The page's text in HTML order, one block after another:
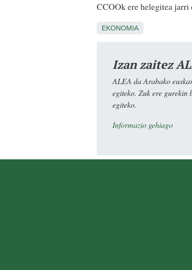
CCOOk ere helegitea
EKONOMIA
Izan zaitez
ALEA da Arabako
egiteko. Zuk ere gurekin
egiteko.
Informazio gehiago